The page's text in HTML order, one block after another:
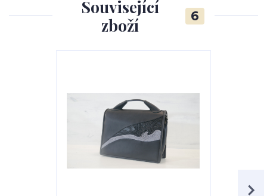
Související
zboží
6